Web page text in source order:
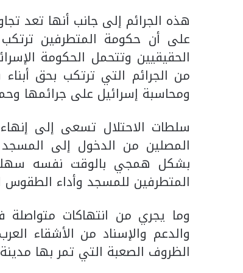
هذه الجرائم إلى جانب أنها تعد
على أن حكومة المتطرفين ترتكب
الحقيقيين وتتحمل الحكومة
من الجرائم التي ترتكب بحق
ومحاسبة إسرائيل على جرائمها
سلطات الاحتلال تسعى إلى إنهاء
المصلين من الدخول إلى المسجد
بشكل همجي بالوقت نفسه
المتطرفين للمسجد وأداء الطقوس
وما يجري من انتهاكات
والدعم والإسناد من الأشقاء
الظروف الصعبة التي تمر بها